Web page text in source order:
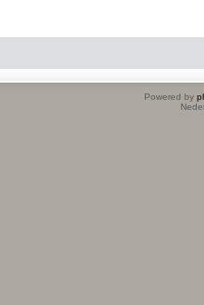
Powered by